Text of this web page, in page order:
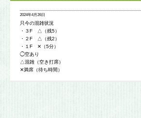
2024年4月26日
只今の混雑状況
・３F △（残5）
・２F △（残2）
・１F ✕（5分）
◯空あり
△混雑（空き打席）
✕満席（待ち時間）